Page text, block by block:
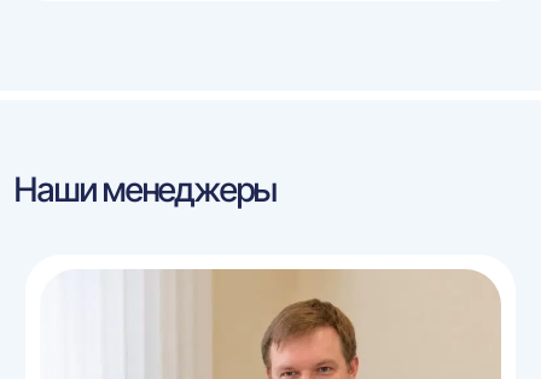
Наши менеджеры